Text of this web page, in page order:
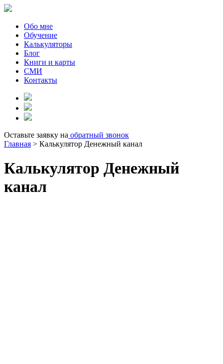
Обо мне
Обучение
Калькуляторы
Блог
Книги и карты
СМИ
Контакты
Оставьте заявку на обратный звонок
Главная > Калькулятор Денежный канал
Калькулятор Денежный
канал